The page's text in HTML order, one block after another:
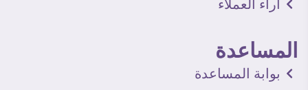
اراء العملاء
المساعدة
بوابة المساعدة